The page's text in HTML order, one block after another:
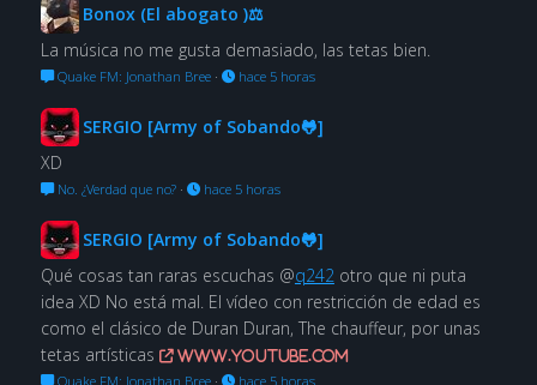
Bonox (El abogato )⚖
La música no me gusta demasiado, las tetas bien.
Quake FM: Jonathan Bree· hace 5 horas
SERGIO [Army of Sobando🐸]
XD
No. ¿Verdad que no?· hace 5 horas
SERGIO [Army of Sobando🐸]
Qué cosas tan raras escuchas @q242 otro que ni puta
idea XD No está mal. El vídeo con restricción de edad es
como el clásico de Duran Duran, The chauffeur, por unas
tetas artísticas
www.youtube.com
Quake FM: Jonathan Bree· hace 5 horas